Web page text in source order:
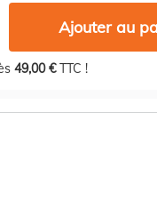
Ajouter au
49,00 €TTC !